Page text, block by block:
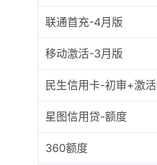
联通首充-4月版
移动激活-3月版
民生信用卡-初审+激活
星图信用贷-额度
360额度